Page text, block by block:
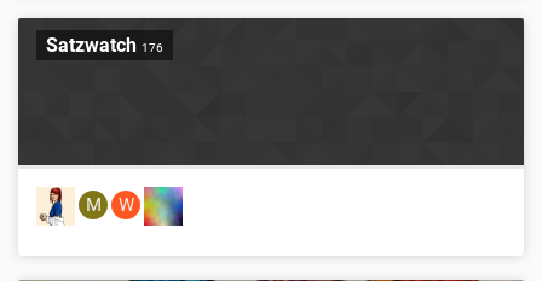
Satzwatch 176
M W